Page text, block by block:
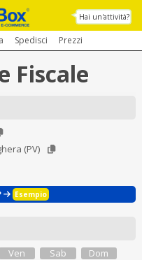
Hai un'attività?
Spedisci Prezzi
Fiscale
(PV)
Esempio
Ven
Sab
Dom